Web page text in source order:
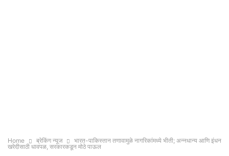
Home ब्रेकिंग न्यूज
भारत-पाकिस्तान तणावामुळे नागरिकांमध्ये भीती; अन्नधान्य आणि इंधन
खरेदीसाठी धावपळ, सरकारकडून मोठे पाऊल